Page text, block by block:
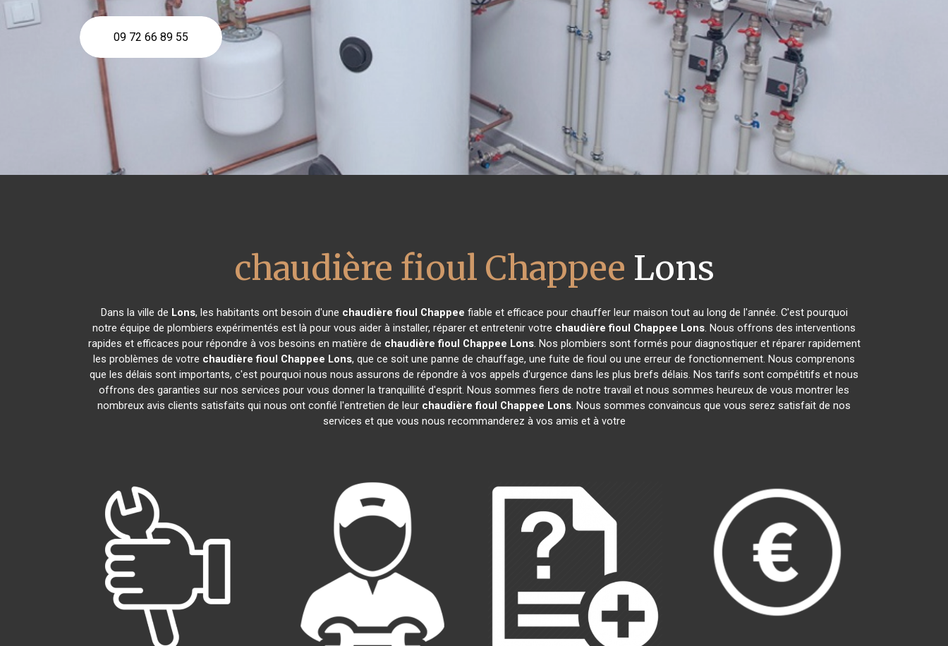
09 72 66 89 55
chaudière fioul Chappee Lons
Dans la ville de Lons, les habitants ont besoin d'une chaudière fioul Chappee fiable et efficace pour chauffer leur maison tout au long de l'année. C'est pourquoi
notre équipe de plombiers expérimentés est là pour vous aider à installer, réparer et entretenir votre chaudière fioul Chappee Lons. Nous offrons des interventions
rapides et efficaces pour répondre à vos besoins en matière de chaudière fioul Chappee Lons. Nos plombiers sont formés pour diagnostiquer et réparer rapidement
les problèmes de votre chaudière fioul Chappee Lons, que ce soit une panne de chauffage, une fuite de fioul ou une erreur de fonctionnement. Nous comprenons
que les délais sont importants, c'est pourquoi nous nous assurons de répondre à vos appels d'urgence dans les plus brefs délais. Nos tarifs sont compétitifs et nous
offrons des garanties sur nos services pour vous donner la tranquillité d'esprit. Nous sommes fiers de notre travail et nous sommes heureux de vous montrer les
nombreux avis clients satisfaits qui nous ont confié l'entretien de leur chaudière fioul Chappee Lons. Nous sommes convaincus que vous serez satisfait de nos
services et que vous nous recommanderez à vos amis et à votre